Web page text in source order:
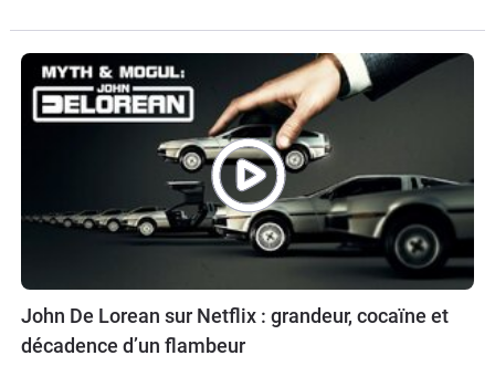
John De Lorean sur Netflix : grandeur, cocaïne et
décadence d’un flambeur